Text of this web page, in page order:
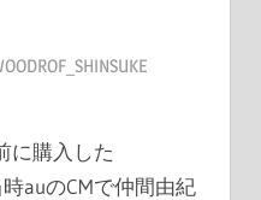
に購入した
時auのCMで仲間由紀